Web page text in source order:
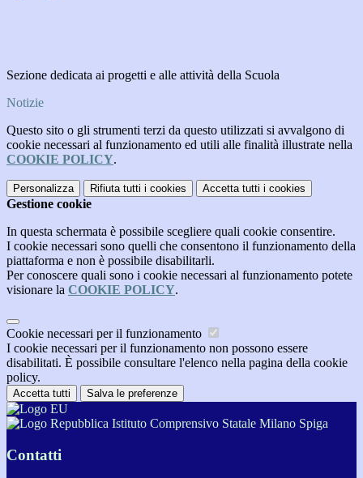
Sezione dedicata ai progetti e alle attività della Scuola
Notizie
Questo sito o gli strumenti terzi da questo utilizzati si avvalgono di
cookie necessari al funzionamento ed utili alle finalità illustrate nella
COOKIE POLICY.
Personalizza Rifiuta tutti i cookies Accetta tutti i cookies
Gestione cookie
In questa schermata è possibile scegliere quali cookie consentire.
I cookie necessari sono quelli che consentono il funzionamento della
piattaforma e non è possibile disabilitarli.
Per conoscere quali sono i cookie necessari al funzionamento potete
visionare la COOKIE POLICY.
Cookie necessari per il funzionamento
I cookie necessari per il funzionamento non possono essere
disabilitati. È possibile consultare l'elenco nella pagina della cookie
policy.
Accetta tutti Salva le preferenze
Istituto Comprensivo Statale Milano Spiga
Contatti